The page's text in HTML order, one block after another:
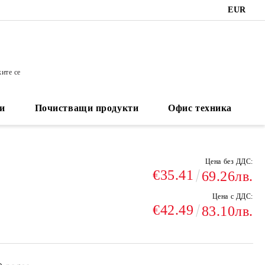
EUR
се
Почистващи продукти Офис техника
Цена без ДДС:
€35.41 69.26лв.
Цена с ДДС:
€42.49 83.10лв.